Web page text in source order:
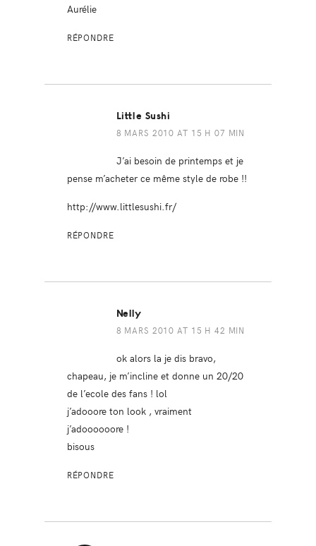
Aurélie
RÉPONDRE
Little Sushi
8 MARS 2010 AT 15 H 07 MIN
J’ai besoin de printemps et je
pense m’acheter ce même style de robe !!
http://www.littlesushi.fr/
RÉPONDRE
Nelly
8 MARS 2010 AT 15 H 42 MIN
ok alors la je dis bravo,
chapeau, je m’incline et donne un 20/20
de l’ecole des fans ! lol
j’adooore ton look , vraiment
j’adoooooore !
bisous
RÉPONDRE